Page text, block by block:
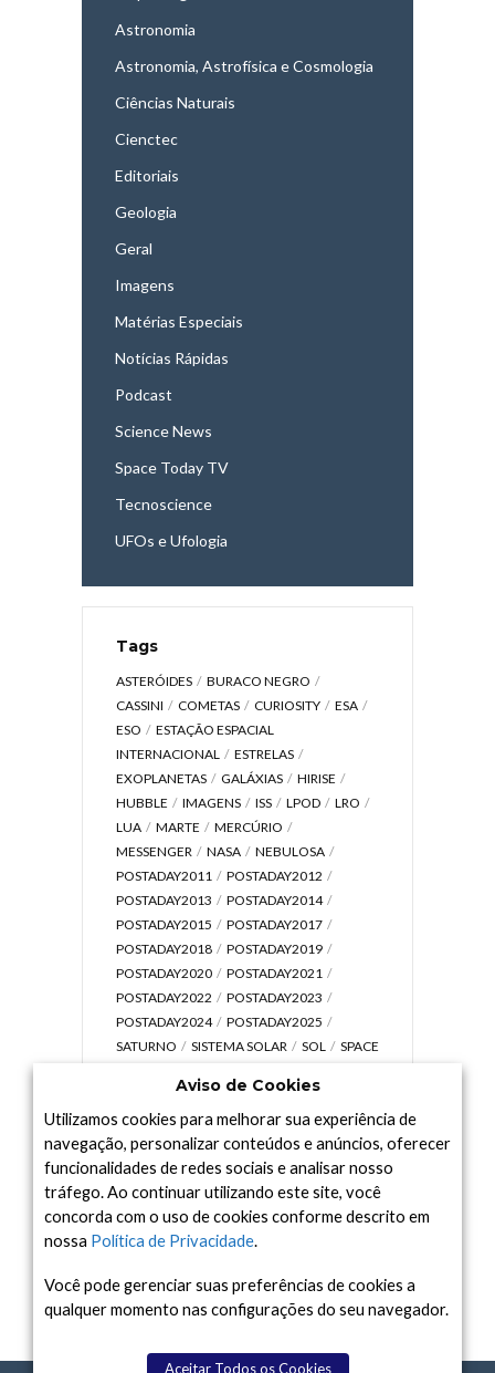
Astronomia
Astronomia, Astrofísica e Cosmologia
Ciências Naturais
Cienctec
Editoriais
Geologia
Geral
Imagens
Matérias Especiais
Notícias Rápidas
Podcast
Science News
Space Today TV
Tecnoscience
UFOs e Ufologia
Tags
ASTERÓIDES
BURACO NEGRO
CASSINI
COMETAS CURIOSITY
ESA
ESO
ESTAÇÃO ESPACIAL
INTERNACIONAL
ESTRELAS
EXOPLANETAS
GALÁXIAS
HIRISE
HUBBLE
IMAGENS ISS LPOD
LRO
LUA
MARTE
MERCÚRIO
MESSENGER
NASA
NEBULOSA
POSTADAY2011
POSTADAY2012
POSTADAY2013
POSTADAY2014
POSTADAY2015
POSTADAY2017
POSTADAY2018
POSTADAY2019
POSTADAY2020
POSTADAY2021
POSTADAY2022
POSTADAY2023
POSTADAY2024
POSTADAY2025
SATURNO
SISTEMA SOLAR SOL
SPACE
UNIVERSO
VÍDEO
Arquivo
Arquivo
Aviso de Cookies
Utilizamos cookies para melhorar sua experiência de
navegação, personalizar conteúdos e anúncios, oferecer
funcionalidades de redes sociais e analisar nosso
tráfego. Ao continuar utilizando este site, você
concorda com o uso de cookies conforme descrito em
nossa Política de Privacidade.
Você pode gerenciar suas preferências de cookies a
qualquer momento nas configurações do seu navegador.
Aceitar Todos os Cookies